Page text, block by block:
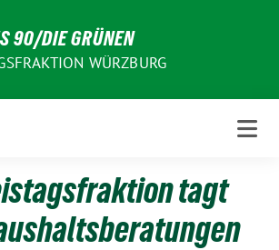
90/DIE GRÜNEN
WÜRZBURG
tagt